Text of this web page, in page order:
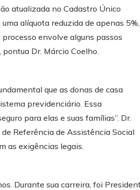
atualizada no Cadastro Único
alíquota reduzida de apenas 5%,
envolve alguns passos
Dr. Márcio Coelho.
que as donas de casa
previdenciário. Essa
para elas e suas famílias”. Dr.
Referência de Assistência Social
as exigências legais.
Durante sua carreira, foi